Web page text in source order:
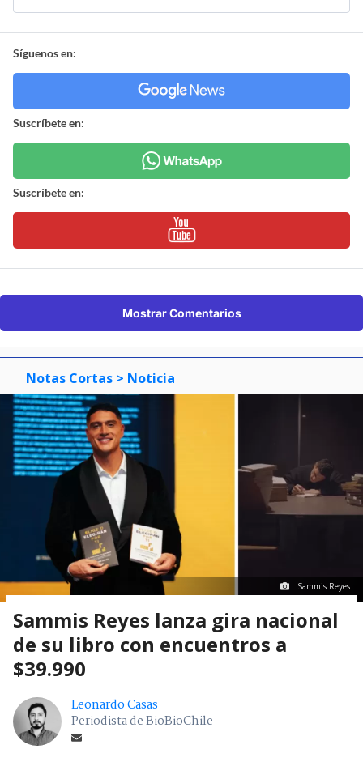
Síguenos en:
Suscríbete en:
Suscríbete en:
Mostrar Comentarios
Notas Cortas > Noticia
Sammis Reyes
Sammis Reyes lanza gira nacional
de su libro con encuentros a
$39.990
Leonardo Casas
Periodista de BioBioChile